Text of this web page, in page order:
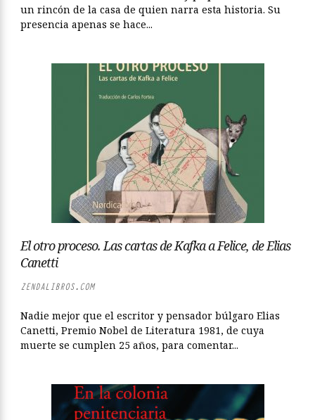
un rincón de la casa de quien narra esta historia. Su
presencia apenas se hace...
El otro proceso. Las cartas de Kafka a Felice, de Elias
Canetti
ZENDALIBROS.COM
Nadie mejor que el escritor y pensador búlgaro Elias
Canetti, Premio Nobel de Literatura 1981, de cuya
muerte se cumplen 25 años, para comentar...